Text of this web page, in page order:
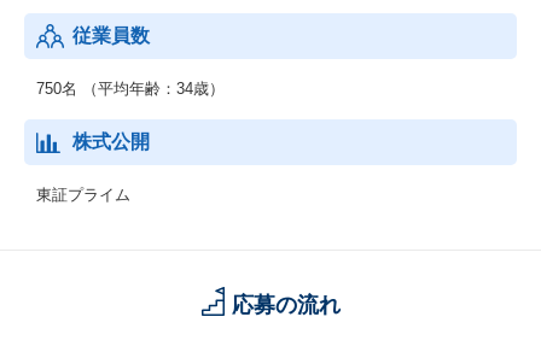
従業員数
750名 （平均年齢：34歳）
株式公開
東証プライム
応募の流れ